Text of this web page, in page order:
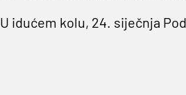
U idućem kolu, 24. siječnja